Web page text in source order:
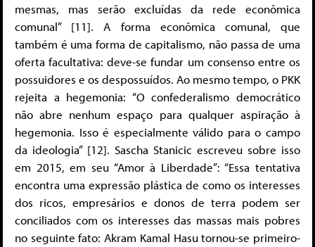
mesmas, mas serão excluídas da rede econômica
comunal” [11]. A forma econômica comunal, que
também é uma forma de capitalismo, não passa de uma
oferta facultativa: deve-se fundar um consenso entre os
possuidores e os despossuídos. Ao mesmo tempo, o PKK
rejeita a hegemonia: “O confederalismo democrático
não abre nenhum espaço para qualquer aspiração à
hegemonia. Isso é especialmente válido para o campo
da ideologia” [12]. Sascha Stanicic escreveu sobre isso
em 2015, em seu “Amor à Liberdade”: “Essa tentativa
encontra uma expressão plástica de como os interesses
dos ricos, empresários e donos de terra podem ser
conciliados com os interesses das massas mais pobres
no seguinte fato: Akram Kamal Hasu tornou-se primeiro-